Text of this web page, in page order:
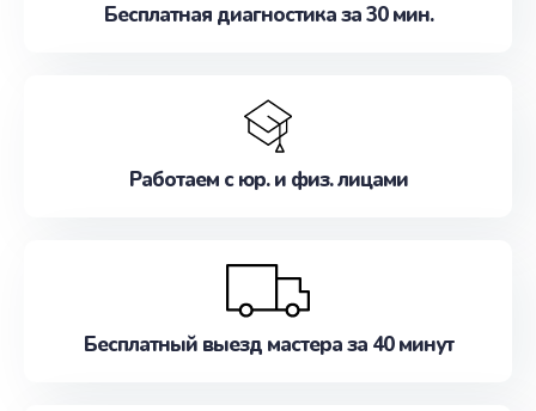
Бесплатная диагностика за 30 мин.
Работаем с юр. и физ. лицами
Бесплатный выезд мастера за 40 минут